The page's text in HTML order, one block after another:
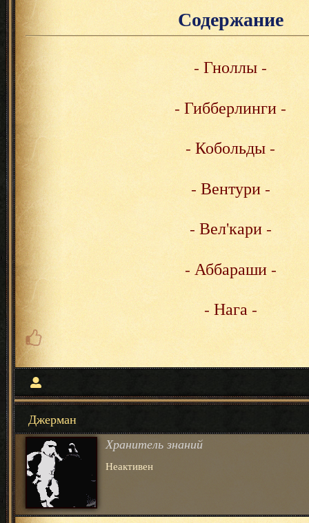
Содержание
- Гноллы -
- Гибберлинги -
- Кобольды -
- Вентури -
- Вел'кари -
- Аббараши -
- Нага -
Джерман
Хранитель знаний
Неактивен